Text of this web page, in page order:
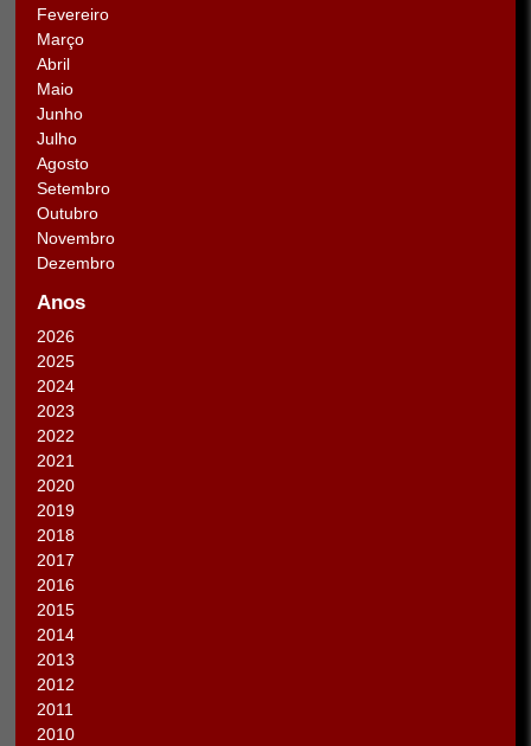
Fevereiro
Março
Abril
Maio
Junho
Julho
Agosto
Setembro
Outubro
Novembro
Dezembro
Anos
2026
2025
2024
2023
2022
2021
2020
2019
2018
2017
2016
2015
2014
2013
2012
2011
2010